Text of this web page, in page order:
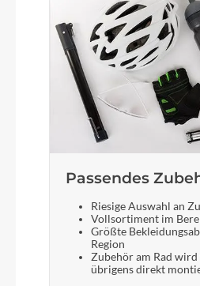
Passendes
Riesige Auswahl an
Vollsortiment im
Größte
Region
Zubehör am Rad
übrigens direkt